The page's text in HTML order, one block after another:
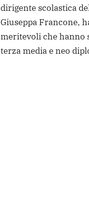
dirigente scolastica
Giuseppa Francone,
meritevoli che hanno
terza media e neo